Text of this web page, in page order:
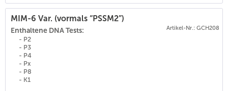
MIM-6 Var. (vormals “PSSM2”)
Artikel-Nr.: GCH208
Enthaltene DNA Tests:
- P2
- P3
- P4
- Px
- P8
- K1